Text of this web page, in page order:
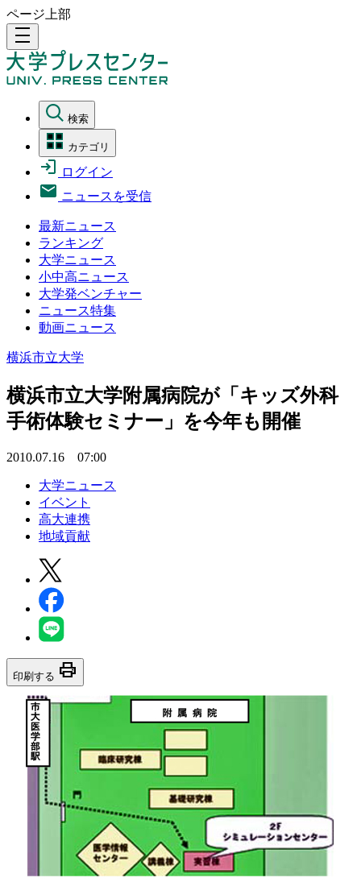
ページ上部
density_medium
検索
カテゴリ
ログイン
ニュースを受信
最新ニュース
ランキング
大学ニュース
小中高ニュース
大学発ベンチャー
ニュース特集
動画ニュース
横浜市立大学
横浜市立大学附属病院が「キッズ外科
手術体験セミナー」を今年も開催
2010.07.16 07:00
大学ニュース
イベント
高大連携
地域貢献
印刷する print